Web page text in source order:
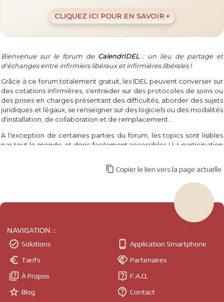
CLIQUEZ ICI POUR EN SAVOIR +
Bienvenue sur le forum de CalendrIDEL: un lieu de partage et
d'échanges entre infirmiers libéraux et infirmières libérales !
Grâce à ce forum totalement gratuit, les IDEL peuvent converser sur
des cotations infirmières, s'entraider sur des protocoles de soins ou
des prises en charges présentant des difficultés, aborder des sujets
juridiques et légaux, se renseigner sur des logiciels ou des modalités
d'installation, de collaboration et de remplacement...
A l'exception de certaines parties du forum, les topics sont lisibles
par tout le monde, et donc facilement accessibles ! La participation
est également totalement gratuite.
tout le monde est libre de participer et d'apporter son expérience
L'idée du forum est venue d'un constat simple : le besoin des IDEL à
parler de leur pratique, à se renseigner sur ce qui les interroge, à
partager leur expérience, et ce au quotidien ! En atteste par
exemple les différents groupes privés des réseaux sociaux sur
Grâce à un forum comme celui-ci, les informations sont trouvables
plus facilement : les questionnements et informations sont triés par
thèmes, par catégories, et ne se noient pas au milieu d'un nombre
incalculable de publications comme ça peut être le cas sur des
 Copier le lien vers la page actuelle
NAVIGATION ::
 Solutions
 Tarifs
 À Propos
 Blog
 Application Smartphone
 Partenaires
 F.A.Q.
 Contact